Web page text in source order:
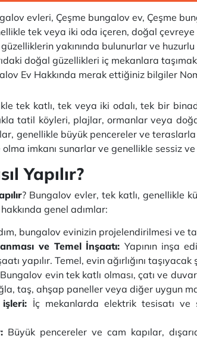
evleri, Çeşme bungalov ev, Çeşme
tek veya iki oda içeren, doğal
yakınında bulunurlar ve
doğal güzellikleri iç mekanlara
Ev Hakkında merak ettiğiniz bilgiler
tek katlı, tek veya iki odalı, tek bir
tatil köyleri, plajlar, ormanlar veya
genellikle büyük pencereler ve
imkanı sunarlar ve genellikle sessiz
Yapılır?
? Bungalov evler, tek katlı, genellikle
genel adımlar:
bungalov evinizin projelendirilmesi ve
ve Temel İnşaatı:Yapının inşa
yapılır. Temel, evin ağırlığını
Bungalov evin tek katlı olması, çatı ve
taş, ahşap paneller veya diğer uygun
İç mekanlarda elektrik tesisatı ve
Büyük pencereler ve cam kapılar,